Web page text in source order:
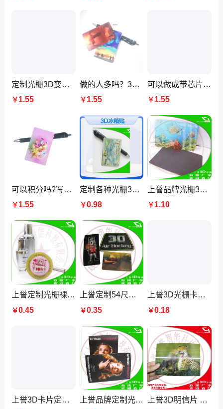
定制光栅3D变幻冰箱贴方式 立体幻彩卡,3D印刷,制作5D卡片
￥1.55
做的人多吗？3D裸眼立体，印刷厂制作生产5D明信片
￥1.55
可以做成带芯片的3D智能卡吗？幻彩，立体明信片厂
￥1.55
可以积分吗?写情书用的3D印刷厂，裸眼立体明信片
￥1.55
定制各种光栅3D冰箱贴印刷PET 胶印工艺商务馈赠礼品
￥0.98
上誉品牌光栅3D冰箱贴 定制各种3D立体冰箱贴印刷厂家生产
￥1.10
上誉定制光栅裸眼3D立体卡 54x85.5mm亮面PET胶印 盒子包装250张
￥0.45
上誉定制54尺寸85.5规格3D柱镜PET光栅卡 亮面胶印商务馈赠礼品卡
￥0.35
上誉3D光栅卡定制 亮面胶印商务馈赠礼品 75线光栅卡片生产印刷
￥0.18
上誉3D卡片定制 亮面PET材质四色印刷 商务馈赠中包装光栅礼品卡 上誉品牌定制光栅3D卡片 亮面PET材质胶印工艺 商务馈赠中包装 上誉3D明信片 165尺寸160装箱 0.035克重 10天快速定制来稿即印